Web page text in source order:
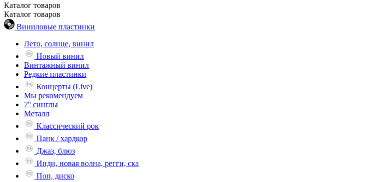
Каталог товаров
Каталог товаров
Виниловые пластинки
Лето, солнце, винил
Новый винил
Винтажный винил
Редкие пластинки
Концерты (Live)
Мы рекомендуем
7'' синглы
Металл
Классический рок
Панк / хардкор
Джаз, блюз
Инди, новая волна, регги, ска
Поп, диско